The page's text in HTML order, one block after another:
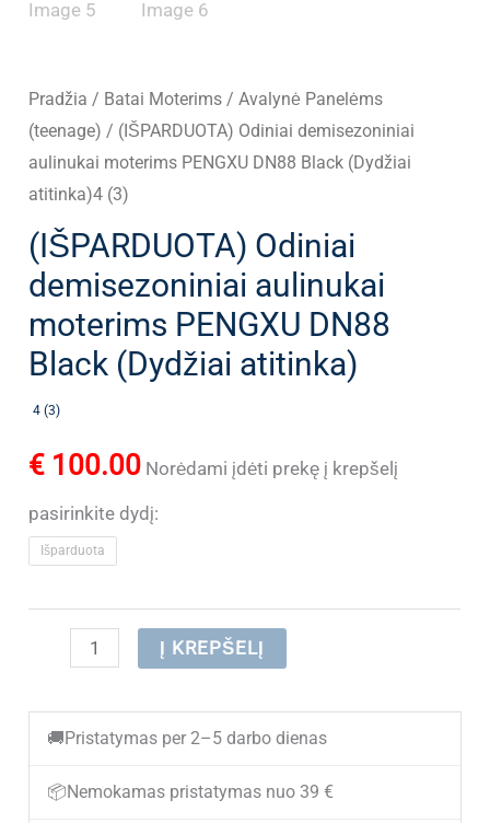
Pradžia / Batai Moterims /Avalynė Panelėms
(teenage) / (IŠPARDUOTA) Odiniai demisezoniniai
aulinukai moterims PENGXU DN88 Black (Dydžiai
atitinka)4 (3)
(IŠPARDUOTA) Odiniai
demisezoniniai aulinukai
moterims PENGXU DN88
Black (Dydžiai atitinka)
4 (3)
€ 100.00 Norėdami įdėti prekę į krepšelį
pasirinkite dydį:
Išparduota
produkto
(IŠPARDUOTA)
Odiniai
demisezoniniai
Į KREPŠELĮ
🚚 Pristatymas per 2–5 darbo dienas
📦 Nemokamas pristatymas nuo 39 €